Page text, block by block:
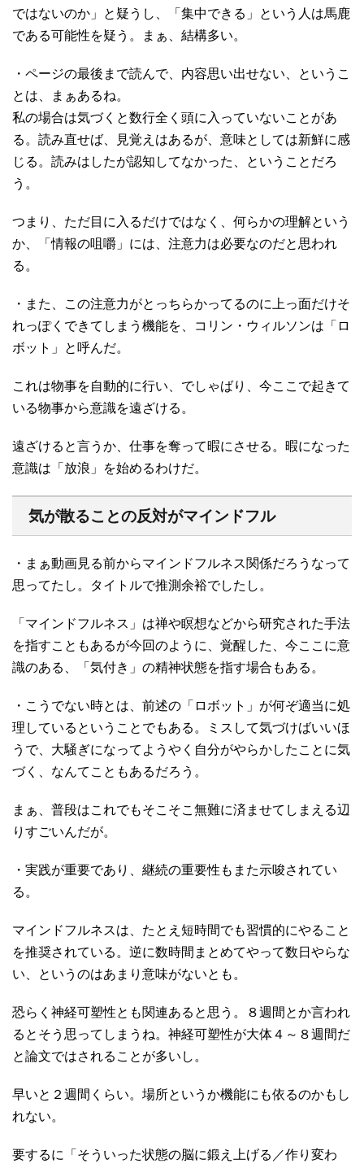
ではないのか」と疑うし、「集中できる」という人は馬鹿
である可能性を疑う。まぁ、結構多い。
・ページの最後まで読んで、内容思い出せない、というこ
とは、まぁあるね。
私の場合は気づくと数行全く頭に入っていないことがあ
る。読み直せば、見覚えはあるが、意味としては新鮮に感
じる。読みはしたが認知してなかった、ということだろ
う。
つまり、ただ目に入るだけではなく、何らかの理解という
か、「情報の咀嚼」には、注意力は必要なのだと思われ
る。
・また、この注意力がとっちらかってるのに上っ面だけそ
れっぽくできてしまう機能を、コリン・ウィルソンは「ロ
ボット」と呼んだ。
これは物事を自動的に行い、でしゃばり、今ここで起きて
いる物事から意識を遠ざける。
遠ざけると言うか、仕事を奪って暇にさせる。暇になった
意識は「放浪」を始めるわけだ。
気が散ることの反対がマインドフル
・まぁ動画見る前からマインドフルネス関係だろうなって
思ってたし。タイトルで推測余裕でしたし。
「マインドフルネス」は禅や瞑想などから研究された手法
を指すこともあるが今回のように、覚醒した、今ここに意
識のある、「気付き」の精神状態を指す場合もある。
・こうでない時とは、前述の「ロボット」が何ぞ適当に処
理しているということでもある。ミスして気づけばいいほ
うで、大騒ぎになってようやく自分がやらかしたことに気
づく、なんてこともあるだろう。
まぁ、普段はこれでもそこそこ無難に済ませてしまえる辺
りすごいんだが。
・実践が重要であり、継続の重要性もまた示唆されてい
る。
マインドフルネスは、たとえ短時間でも習慣的にやること
を推奨されている。逆に数時間まとめてやって数日やらな
い、というのはあまり意味がないとも。
恐らく神経可塑性とも関連あると思う。８週間とか言われ
るとそう思ってしまうね。神経可塑性が大体４～８週間だ
と論文ではされることが多いし。
早いと２週間くらい。場所というか機能にも依るのかもし
れない。
要するに「そういった状態の脳に鍛え上げる／作り変わ